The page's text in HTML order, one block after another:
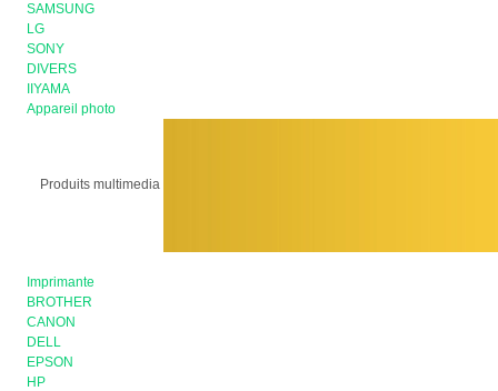
SAMSUNG
LG
SONY
DIVERS
IIYAMA
Appareil photo
Produits multimedia
Imprimante
BROTHER
CANON
DELL
EPSON
HP